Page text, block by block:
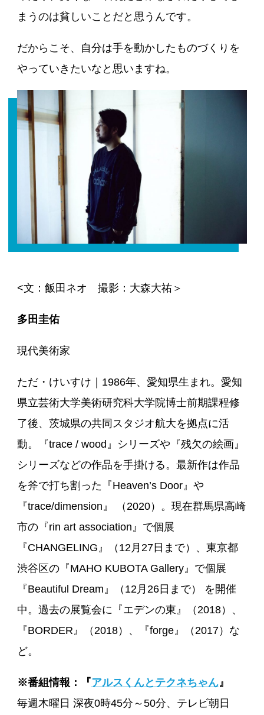
まうのは貧しいことだと思うんです。
だからこそ、自分は手を動かしたものづくりを
やっていきたいなと思いますね。
<文：飯田ネオ 撮影：大森大祐＞
多田圭佑
現代美術家
ただ・けいすけ｜1986年、愛知県生まれ。愛知
県立芸術大学美術研究科大学院博士前期課程修
了後、茨城県の共同スタジオ航大を拠点に活
動。『trace / wood』シリーズや『残欠の絵画』
シリーズなどの作品を手掛ける。最新作は作品
を斧で打ち割った『Heaven’s Door』や
『trace/dimension』 （2020）。現在群馬県高崎
市の『rin art association』で個展
『CHANGELING』（12月27日まで）、東京都
渋谷区の『MAHO KUBOTA Gallery』で個展
『Beautiful Dream』（12月26日まで） を開催
中。過去の展覧会に『エデンの東』（2018）、
『BORDER』（2018）、『forge』（2017）な
ど。
※番組情報：『アルスくんとテクネちゃん』
毎週木曜日 深夜0時45分～50分、テレビ朝日